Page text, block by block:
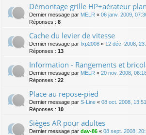
Démontage grille HP+aérateur
Dernier message par MELR « 06 janv. 2009,
Réponses : 8
Cache du levier de vitesse
Dernier message par fxp2008 « 12 déc. 2008,
Réponses : 13
Information - Rangements et
Dernier message par MELR « 20 nov. 2008,
Réponses : 22
Place au repose-pied
Dernier message par S-Line « 08 oct. 2008, 13:51
Réponses : 10
Sièges AR pour adultes
Dernier message par dav-86 « 08 sept. 2008,